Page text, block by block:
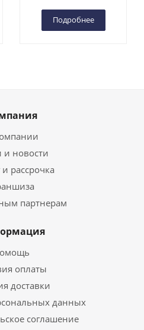
Подробнее
и новости
рассрочка
партнерам
оплаты
доставки
данных
соглашение